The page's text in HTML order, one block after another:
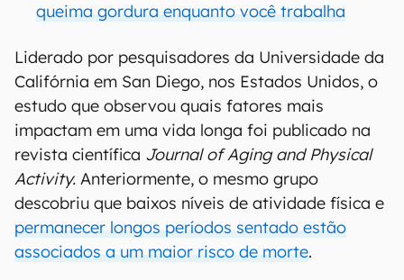
queima gordura enquanto você trabalha
Liderado por pesquisadores da Universidade da
Califórnia em San Diego, nos Estados Unidos, o
estudo que observou quais fatores mais
impactam em uma vida longa foi publicado na
revista científica Journal of Aging and Physical
Activity. Anteriormente, o mesmo grupo
descobriu que baixos níveis de atividade física e
permanecer longos períodos sentado estão
associados a um maior risco de morte.